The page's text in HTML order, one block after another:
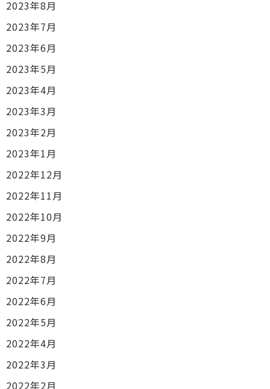
2023年8月
2023年7月
2023年6月
2023年5月
2023年4月
2023年3月
2023年2月
2023年1月
2022年12月
2022年11月
2022年10月
2022年9月
2022年8月
2022年7月
2022年6月
2022年5月
2022年4月
2022年3月
2022年2月